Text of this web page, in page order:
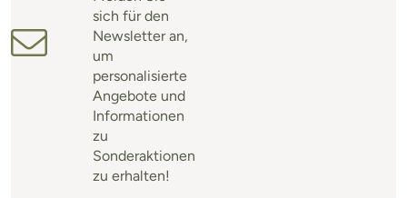
sich für den
Newsletter an,
um
personalisierte
Angebote und
Informationen
zu
Sonderaktionen
zu erhalten!